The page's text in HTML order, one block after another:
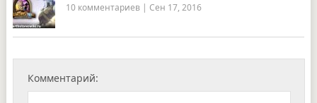
10 комментариев| Сен 17, 2016
Комментарий: